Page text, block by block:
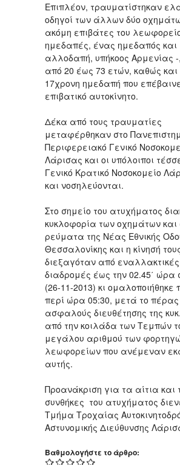
Επιπλέον, τραυματίστηκαν
οδηγοί των άλλων δύο
ακόμη επιβάτες του
ημεδαπές, ένας ημεδαπός και
αλλοδαπή, υπήκοος Αρμενίας -
από 20 έως 73 ετών, καθώς και
17χρονη ημεδαπή που
επιβατικό αυτοκίνητο.
Δέκα από τους τραυματίες
μεταφέρθηκαν στο
Περιφερειακό Γενικό
Λάρισας και οι υπόλοιποι
Γενικό Κρατικό Νοσοκομείο
και νοσηλεύονται.
Στο σημείο του ατυχήματος
κυκλοφορία των οχημάτων και
ρεύματα της Νέας Εθνικής
Θεσσαλονίκης και η κίνησή
διεξαγόταν από εναλλακτικές
διαδρομές έως την 02.45΄ ώρα
(26-11-2013) κι ομαλοποιήθηκε
περί ώρα 05:30, μετά το πέρας
ασφαλούς διευθέτησης της
από την κοιλάδα των Τεμπών
μεγάλου αριθμού των
λεωφορείων που ανέμεναν
αυτής.
Προανάκριση για τα αίτια και
συνθήκες του ατυχήματος
Τμήμα Τροχαίας
Αστυνομικής Διεύθυνσης
Βαθμολογήστε το άρθρο: